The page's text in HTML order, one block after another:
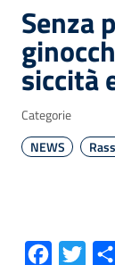
Senza
siccità
Categorie
NEWS
Facebook